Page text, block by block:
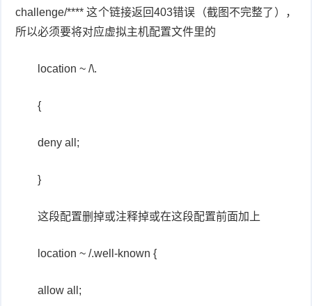
challenge/**** 这个链接返回403错误（截图不完整了），
所以必须要将对应虚拟主机配置文件里的
location ~ /\.
{
deny all;
}
这段配置删掉或注释掉或在这段配置前面加上
location ~ /.well-known {
allow all;